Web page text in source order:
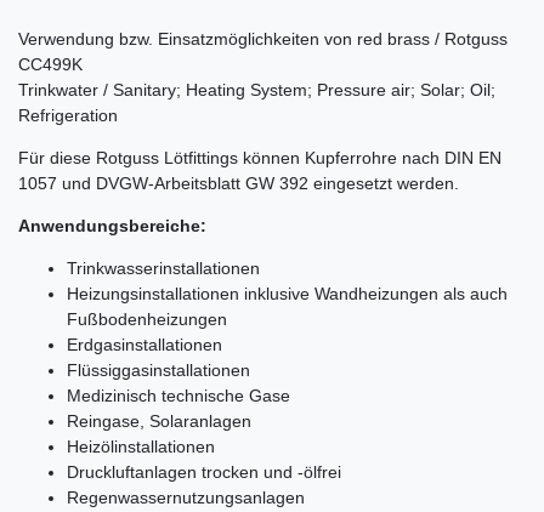
Verwendung bzw. Einsatzmöglichkeiten von red brass / Rotguss
CC499K
Trinkwater / Sanitary; Heating System; Pressure air; Solar; Oil;
Refrigeration
Für diese Rotguss Lötfittings können Kupferrohre nach DIN EN
1057 und DVGW-Arbeitsblatt GW 392 eingesetzt werden.
Anwendungsbereiche:
Trinkwasserinstallationen
Heizungsinstallationen inklusive Wandheizungen als auch
Fußbodenheizungen
Erdgasinstallationen
Flüssiggasinstallationen
Medizinisch technische Gase
Reingase, Solaranlagen
Heizölinstallationen
Druckluftanlagen trocken und -ölfrei
Regenwassernutzungsanlagen